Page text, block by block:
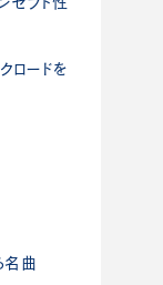
ロードを
名曲